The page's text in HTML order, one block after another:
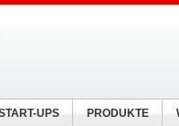
UPS PRODUKTE